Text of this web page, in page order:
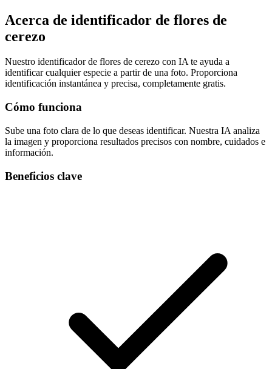
Acerca de identificador de flores de
cerezo
Nuestro identificador de flores de cerezo con IA te ayuda a
identificar cualquier especie a partir de una foto. Proporciona
identificación instantánea y precisa, completamente gratis.
Cómo funciona
Sube una foto clara de lo que deseas identificar. Nuestra IA analiza
la imagen y proporciona resultados precisos con nombre, cuidados e
información.
Beneficios clave